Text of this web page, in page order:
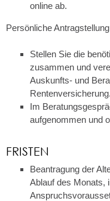
online ab.
Persönliche
Stellen Sie die
zusammen und
Auskunfts- und
Rentenversicherung.
Im
aufgenommen und
FRISTEN
Beantragung der
Ablauf des Monats,